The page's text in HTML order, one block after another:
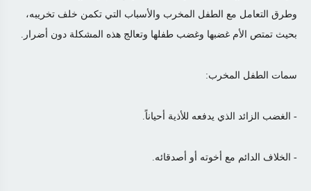
وطرق التعامل مع الطفل المخرب والأسباب التي تكمن خلف تخريبه،
بحيث تمتص الأم غضبها وغضب طفلها وتعالج هذه المشكلة دون أضرار.
سمات الطفل المخرب:
- الغضب الزائد الذي يدفعه للأذية أحياناً.
- الخلاف الدائم مع أخوته أو أصدقائه.